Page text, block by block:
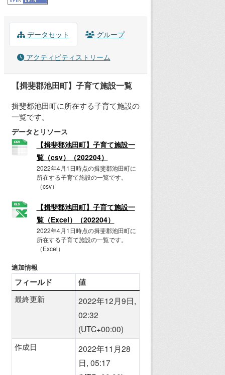
データセット グループ
アクティビティストリーム
【揖斐郡池田町】子育て施設一覧
揖斐郡池田町に所在する子育て施設の
一覧です。
データとリソース
【揖斐郡池田町】子育て施設一
覧（csv）（202204）
2022年4月1日時点の揖斐郡池田町に
所在する子育て施設の一覧です。
（csv）
【揖斐郡池田町】子育て施設一
覧（Excel）（202204）
2022年4月1日時点の揖斐郡池田町に
所在する子育て施設の一覧です。
（Excel）
追加情報
フィールド 値
最終更新
2022年12月9日,
02:32
(UTC+00:00)
作成日
2022年11月28
日, 05:17